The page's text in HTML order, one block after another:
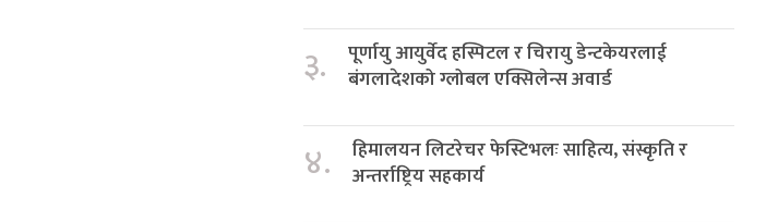
३.
पूर्णायु आयुर्वेद हस्पिटल र चिरायु डेन्टकेयरलाई
बंगलादेशको ग्लोबल एक्सिलेन्स अवार्ड
४.
हिमालयन लिटरेचर फेस्टिभलः साहित्य, संस्कृति र
अन्तर्राष्ट्रिय सहकार्य